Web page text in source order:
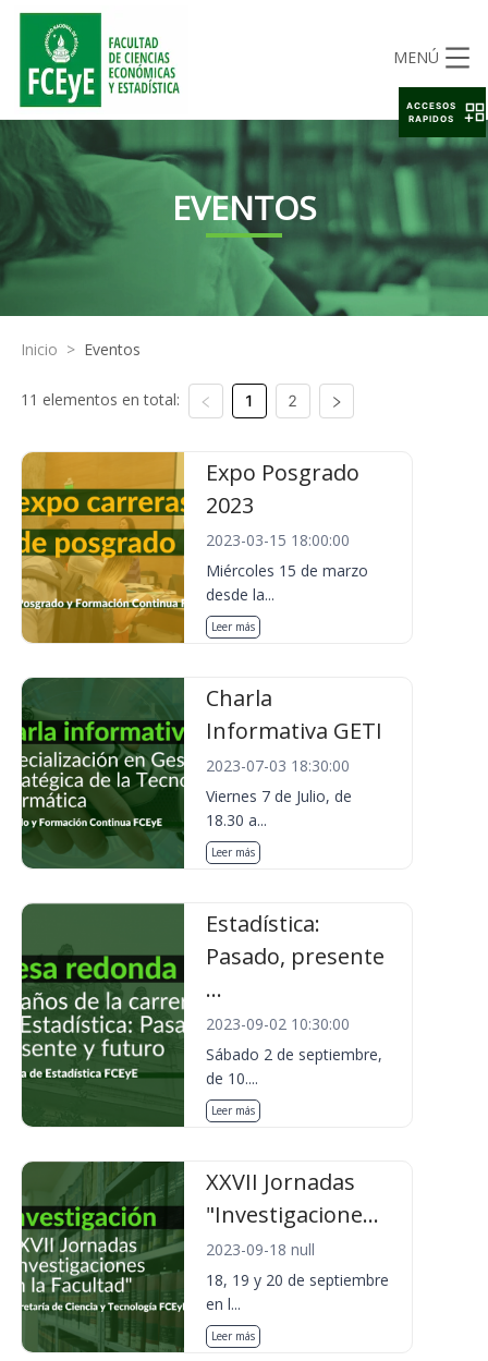
MENÚ
EVENTOS
Inicio > Eventos
11 elementos en total: 1 2
Expo Posgrado
2023
2023-03-15 18:00:00
Miércoles 15 de marzo
desde la...
Leer más
Charla
Informativa GETI
2023-07-03 18:30:00
Viernes 7 de Julio, de
18.30 a...
Leer más
Estadística:
Pasado, presente
...
2023-09-02 10:30:00
Sábado 2 de septiembre,
de 10....
Leer más
XXVII Jornadas
"Investigacione...
2023-09-18 null
18, 19 y 20 de septiembre
en l...
Leer más
ACCESOS
RAPIDOS